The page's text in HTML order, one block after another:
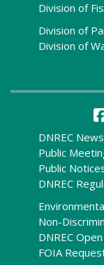
Division of
Division of
Division of
DNREC
Public
Public
DNREC
Non-
DNREC
FOIA